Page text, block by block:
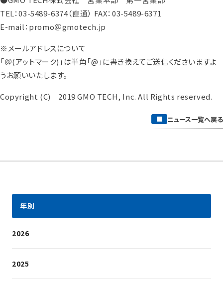
TEL：03-5489-6374（直通） FAX：03-5489-6371
E-mail：promo＠gmotech.jp
※メールアドレスについて
「＠(アットマーク)」は半角「@」に書き換えてご送信くださいますよ
うお願いいたします。
Copyright (C) 2019 GMO TECH, Inc. All Rights reserved.
ニュース一覧へ戻る
年別
2026
2025